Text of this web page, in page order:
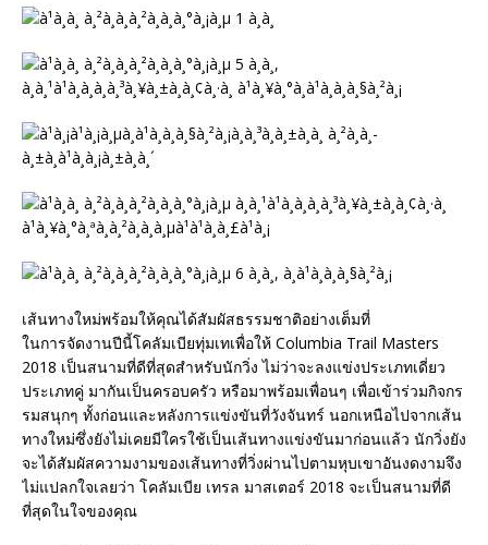
เส้นทางใหม่พร้อมให้คุณได้สัมผัสธรรมชาติอย่างเต็มที่
ในการจัดงานปีนี้โคลัมเบียทุ่มเทเพื่อให้ Columbia Trail Masters
2018 เป็นสนามที่ดีที่สุดสำหรับนักวิ่ง ไม่ว่าจะลงแข่งประเภทเดี่ยว
ประเภทคู่ มากันเป็นครอบครัว หรือมาพร้อมเพื่อนๆ เพื่อเข้าร่วมกิจกร
รมสนุกๆ ทั้งก่อนและหลังการแข่งขันที่วังจันทร์ นอกเหนือไปจากเส้น
ทางใหม่ซึ่งยังไม่เคยมีใครใช้เป็นเส้นทางแข่งขันมาก่อนแล้ว นักวิ่งยัง
จะได้สัมผัสความงามของเส้นทางที่วิ่งผ่านไปตามหุบเขาอันงดงามจึง
ไม่แปลกใจเลยว่า โคลัมเบีย เทรล มาสเตอร์ 2018 จะเป็นสนามที่ดี
ที่สุดในใจของคุณ